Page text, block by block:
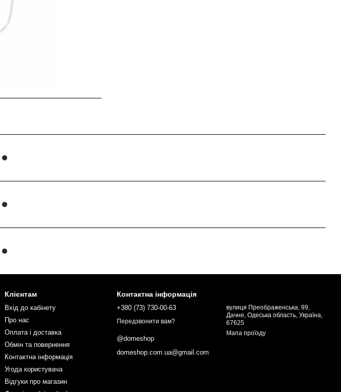
Клієнтам
Вхід до кабінету
Про нас
Оплата і доставка
Обмін та повернення
Контактна інформація
Угода користувача
Відгуки про магазин
Контактна інформація
+380 (73) 730-00-63
Передзвонити вам?
@domeshop
domeshop.com.ua@gmail.com
вулиця Преображенська, 99,
Дачне, Одеська область, Україна,
67625
Мапа проїзду